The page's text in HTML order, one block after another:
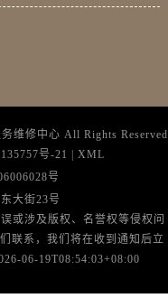
维修中心 All Rights Reserved
号-21 | XML
号
大街23号
或涉及版权、名誉权等侵权问
联系，我们将在收到通知后立
06-19T08:54:03+08:00